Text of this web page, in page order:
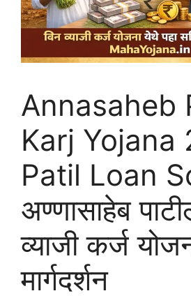
Annasaheb
Karj Yojana
Patil Loan
अण्णासाहेब
व्याजी कर्ज
मार्गदर्शन